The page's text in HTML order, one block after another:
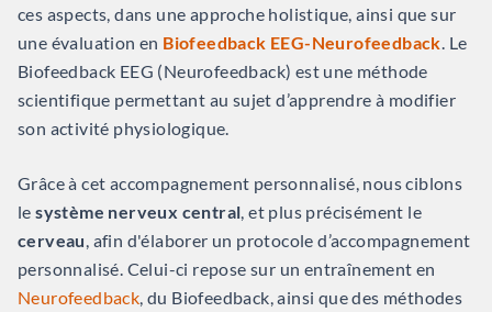
ces aspects, dans une approche holistique, ainsi que sur
une évaluation en Biofeedback EEG-Neurofeedback. Le
Biofeedback EEG (Neurofeedback) est une méthode
scientifique permettant au sujet d’apprendre à modifier
son activité physiologique.
Grâce à cet accompagnement personnalisé, nous ciblons
lesystème nerveux central, et plus précisément le
cerveau, afin d'élaborer un protocole d’accompagnement
personnalisé. Celui-ci repose sur un entraînement en
Neurofeedback, du Biofeedback, ainsi que des méthodes